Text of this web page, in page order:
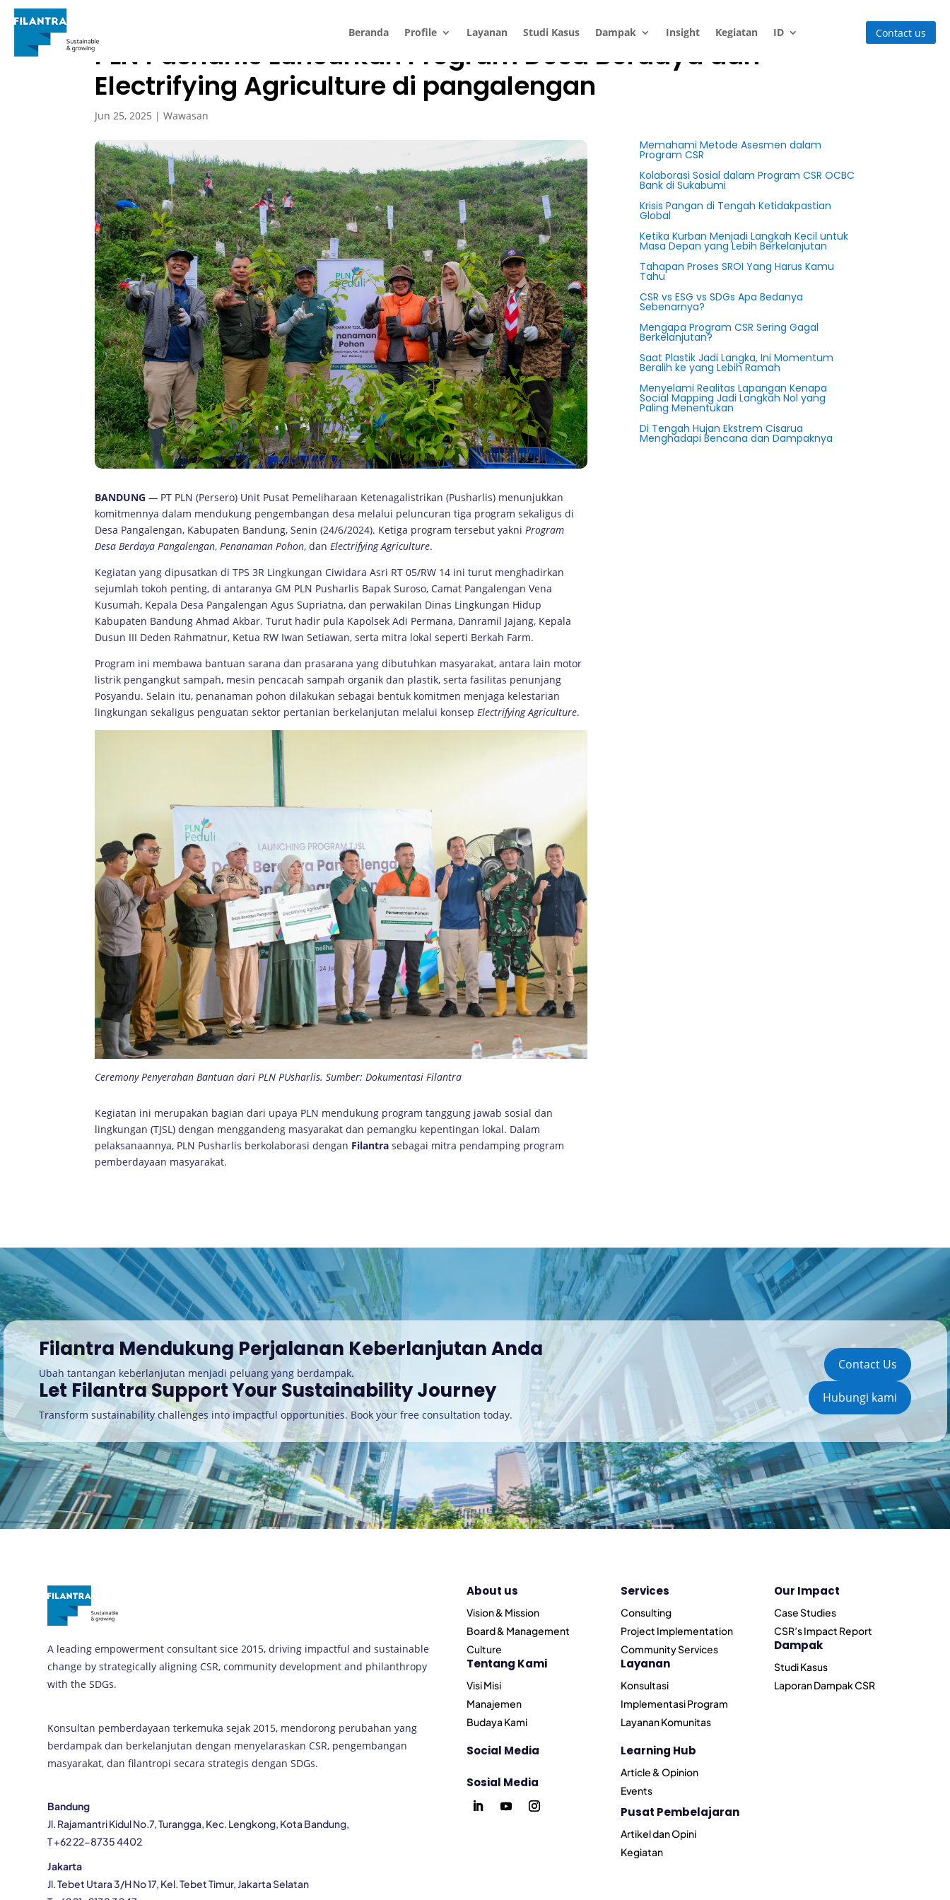
Beranda Profile Layanan Studi Kasus Dampak Insight Kegiatan ID Contact us
PLN Pusharlis Luncurkan Program Desa Berdaya dan
Electrifying Agriculture di pangalengan
Jun 25, 2025 |Wawasan
BANDUNG — PT PLN (Persero) Unit Pusat Pemeliharaan Ketenagalistrikan (Pusharlis) menunjukkan
komitmennya dalam mendukung pengembangan desa melalui peluncuran tiga program sekaligus di
Desa Pangalengan, Kabupaten Bandung, Senin (24/6/2024). Ketiga program tersebut yakniProgram
Desa Berdaya Pangalengan,Penanaman Pohon, danElectrifying Agriculture.
Kegiatan yang dipusatkan di TPS 3R Lingkungan Ciwidara Asri RT 05/RW 14 ini turut menghadirkan
sejumlah tokoh penting, di antaranya GM PLN Pusharlis Bapak Suroso, Camat Pangalengan Vena
Kusumah, Kepala Desa Pangalengan Agus Supriatna, dan perwakilan Dinas Lingkungan Hidup
Kabupaten Bandung Ahmad Akbar. Turut hadir pula Kapolsek Adi Permana, Danramil Jajang, Kepala
Dusun III Deden Rahmatnur, Ketua RW Iwan Setiawan, serta mitra lokal seperti Berkah Farm.
Program ini membawa bantuan sarana dan prasarana yang dibutuhkan masyarakat, antara lain motor
listrik pengangkut sampah, mesin pencacah sampah organik dan plastik, serta fasilitas penunjang
Posyandu. Selain itu, penanaman pohon dilakukan sebagai bentuk komitmen menjaga kelestarian
lingkungan sekaligus penguatan sektor pertanian berkelanjutan melalui konsepElectrifying Agriculture.
Ceremony Penyerahan Bantuan dari PLN PUsharlis. Sumber: Dokumentasi Filantra
Kegiatan ini merupakan bagian dari upaya PLN mendukung program tanggung jawab sosial dan
lingkungan (TJSL) dengan menggandeng masyarakat dan pemangku kepentingan lokal. Dalam
pelaksanaannya, PLN Pusharlis berkolaborasi dengan Filantra sebagai mitra pendamping program
pemberdayaan masyarakat.
Memahami Metode Asesmen dalam
Program CSR
Kolaborasi Sosial dalam Program CSR OCBC
Bank di Sukabumi
Krisis Pangan di Tengah Ketidakpastian
Global
Ketika Kurban Menjadi Langkah Kecil untuk
Masa Depan yang Lebih Berkelanjutan
Tahapan Proses SROI Yang Harus Kamu
Tahu
CSR vs ESG vs SDGs Apa Bedanya
Sebenarnya?
Mengapa Program CSR Sering Gagal
Berkelanjutan?
Saat Plastik Jadi Langka, Ini Momentum
Beralih ke yang Lebih Ramah
Menyelami Realitas Lapangan Kenapa
Social Mapping Jadi Langkah Nol yang
Paling Menentukan
Di Tengah Hujan Ekstrem Cisarua
Menghadapi Bencana dan Dampaknya
Filantra Mendukung Perjalanan Keberlanjutan Anda
Ubah tantangan keberlanjutan menjadi peluang yang berdampak.
Let Filantra Support Your Sustainability Journey
Transform sustainability challenges into impactful opportunities. Book your free consultation today.
Contact Us
Hubungi kami
A leading empowerment consultant sice 2015, driving impactful and sustainable
change by strategically aligning CSR, community development and philanthropy
with the SDGs.
Konsultan pemberdayaan terkemuka sejak 2015, mendorong perubahan yang
berdampak dan berkelanjutan dengan menyelaraskan CSR, pengembangan
masyarakat, dan filantropi secara strategis dengan SDGs.
Bandung
Jl. Rajamantri Kidul No.7, Turangga, Kec. Lengkong, Kota Bandung,
T +62 22-8735 4402
Jakarta
Jl. Tebet Utara 3/H No 17, Kel. Tebet Timur, Jakarta Selatan
About us
Vision & Mission
Board & Management
Culture
Tentang Kami
Visi Misi
Manajemen
Budaya Kami
Social Media
Sosial Media
Services
Consulting
Project Implementation
Community Services
Layanan
Konsultasi
Implementasi Program
Layanan Komunitas
Learning Hub
Article & Opinion
Events
Pusat Pembelajaran
Artikel dan Opini
Kegiatan
Our Impact
Case Studies
CSR’s Impact Report
Dampak
Studi Kasus
Laporan Dampak CSR